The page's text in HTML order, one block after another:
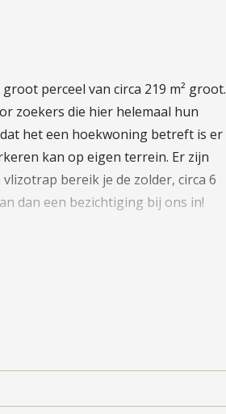
perceel van circa 219 m² groot.
zoekers die hier helemaal hun
het een hoekwoning betreft is er
kan op eigen terrein. Er zijn
bereik je de zolder, circa 6
dan een bezichtiging bij ons in!
tot de trapkast, het toilet, de
opzichte van de woonkamer. De
gelegen op het noorden. De